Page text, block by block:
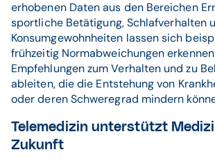
erhobenen Daten aus den Bereichen
sportliche Betätigung, Schlafverhalten
Konsumgewohnheiten lassen sich
frühzeitig Normabweichungen
Empfehlungen zum Verhalten und zu
ableiten, die die Entstehung von
oder deren Schweregrad mindern
Telemedizin unterstützt
Zukunft